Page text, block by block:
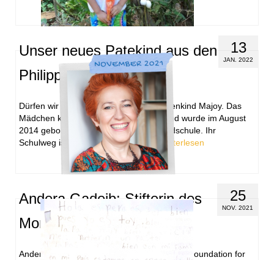
13
JAN. 2022
Unser neues Patekind aus den
Philippinen
Dürfen wir vorstellen? Unser neues Patenkind Majoy. Das
Mädchen kommt aus den Philippinen und wurde im August
2014 geboren. Majoy besucht die Grundschule. Ihr
Schulweg ist nur 30 Minuten von …
Weiterlesen
25
NOV. 2021
Andera Gadeib: Stifterin des
Monats
Andera Gadeib, Gründerin unserer Dialego Foundation for